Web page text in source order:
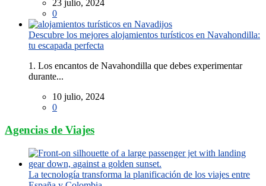
23 julio, 2024
0
Descubre los mejores alojamientos turísticos en Navahondilla:
tu escapada perfecta
1. Los encantos de Navahondilla que debes experimentar
durante...
10 julio, 2024
0
Agencias de Viajes
La tecnología transforma la planificación de los viajes entre